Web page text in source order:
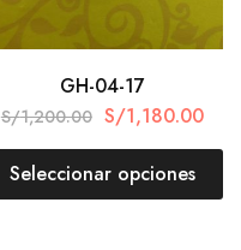
GH-04-17
S/1,200.00 S/1,180.00
Seleccionar opciones